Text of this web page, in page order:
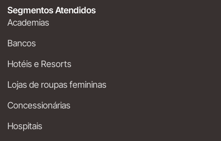
Segmentos Atendidos
Academias
Bancos
Hotéis e Resorts
Lojas de roupas femininas
Concessionárias
Hospitais